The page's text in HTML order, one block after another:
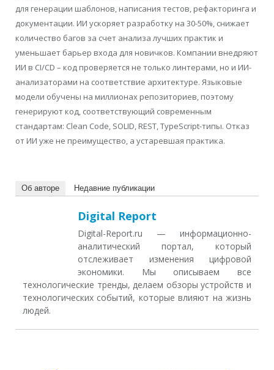
для генерации шаблонов, написания тестов, рефакторинга и
документации. ИИ ускоряет разработку на 30-50%, снижает
количество багов за счет анализа лучших практик и
уменьшает барьер входа для новичков. Компании внедряют
ИИ в CI/CD – код проверяется не только линтерами, но и ИИ-
анализаторами на соответствие архитектуре. Языковые
модели обучены на миллионах репозиториев, поэтому
генерируют код, соответствующий современным
стандартам: Clean Code, SOLID, REST, TypeScript-типы. Отказ
от ИИ уже не преимущество, а устаревшая практика.
Об авторе Недавние публикации
Digital Report
Digital-Report.ru — информационно-
аналитический портал, который
отслеживает изменения цифровой
экономики. Мы описываем все
технологические тренды, делаем обзоры устройств и
технологических событий, которые влияют на жизнь
людей.